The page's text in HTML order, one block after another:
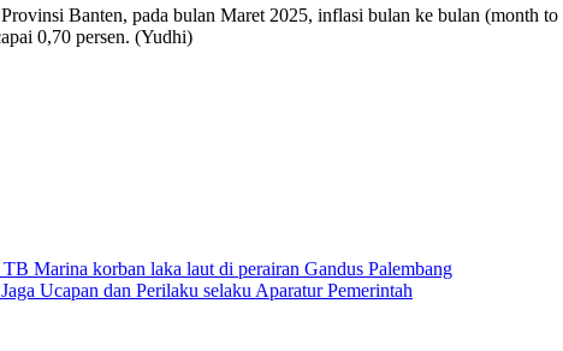
Banten, pada bulan Maret 2025, inflasi bulan ke bulan (month
0,70 persen. (Yudhi)
Marina korban laka laut di perairan Gandus Palembang
Ucapan dan Perilaku selaku Aparatur Pemerintah